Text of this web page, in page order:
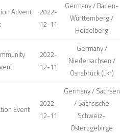
Advent
2022-
12-11
Germany / Baden-
Württemberg /
Heidelberg
2022-
12-11
Germany /
Niedersachsen /
Osnabrück (Lkr)
Event
2022-
12-11
Germany / Sachsen
/ Sächsische
Schweiz-
Osterzgebirge